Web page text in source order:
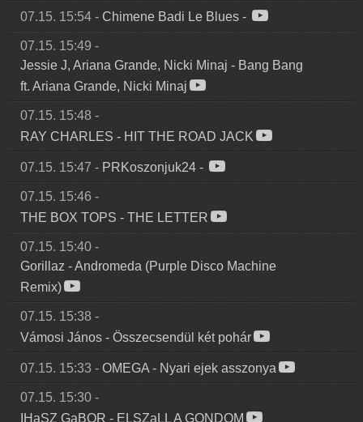
07.15. 15:54 - Chimene Badi Le Blues -
07.15. 15:49 -
Jessie J, Ariana Grande, Nicki Minaj - Bang Bang
ft. Ariana Grande, Nicki Minaj
07.15. 15:48 -
RAY CHARLES - HIT THE ROAD JACK
07.15. 15:47 - PRKoszonjuk24 -
07.15. 15:46 -
THE BOX TOPS - THE LETTER
07.15. 15:40 -
Gorillaz -Andromeda (Purple Disco Machine
Remix)
07.15. 15:38 -
Vámosi János - Összecsendül két pohár
07.15. 15:33 - OMEGA - Nyari ejek asszonya
07.15. 15:30 -
IHaSZ GaBOR - ELSZaLL A GONDOM